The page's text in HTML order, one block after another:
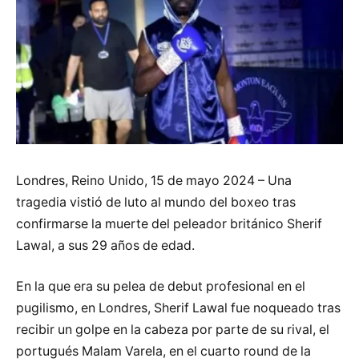
Londres, Reino Unido, 15 de mayo 2024 – Una
tragedia vistió de luto al mundo del boxeo tras
confirmarse la muerte del peleador británico Sherif
Lawal, a sus 29 años de edad.
En la que era su pelea de debut profesional en el
pugilismo, en Londres, Sherif Lawal fue noqueado tras
recibir un golpe en la cabeza por parte de su rival, el
portugués Malam Varela, en el cuarto round de la